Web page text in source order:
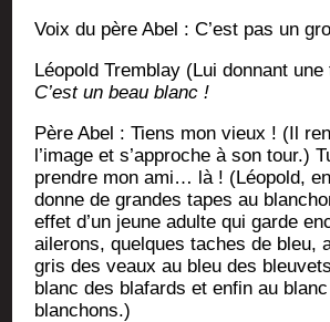
Voix du père Abel : C’est pas un
Léo­pold Trem­blay (Lui don­nant
C’est un beau blanc !
Père Abel : Tiens mon vieux ! (Il
l’image et s’approche à son tour.)
prendre mon ami… là ! (Léo­pold,
donne de grandes tapes au
effet d’un jeune adulte qui garde
aile­rons, quelques taches de bleu,
gris des veaux au bleu des
blanc des bla­fards et enfin au
blanchons.)